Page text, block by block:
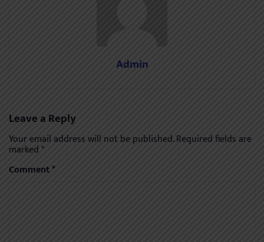
Admin
Leave a Reply
Your email address will not be published.Required fields are
marked*
Comment*